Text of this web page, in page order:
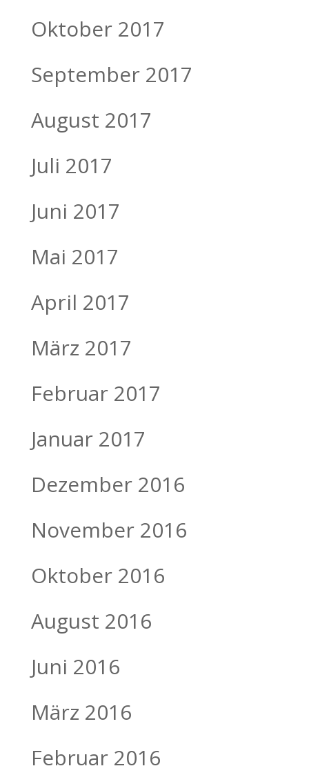
Oktober 2017
September 2017
August 2017
Juli 2017
Juni 2017
Mai 2017
April 2017
März 2017
Februar 2017
Januar 2017
Dezember 2016
November 2016
Oktober 2016
August 2016
Juni 2016
März 2016
Februar 2016